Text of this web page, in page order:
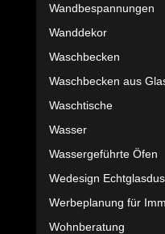
Wandbespannungen
Wanddekor
Waschbecken
Waschbecken aus
Waschtische
Wasser
Wassergeführte Öfen
Wedesign
Werbeplanung für
Wohnberatung